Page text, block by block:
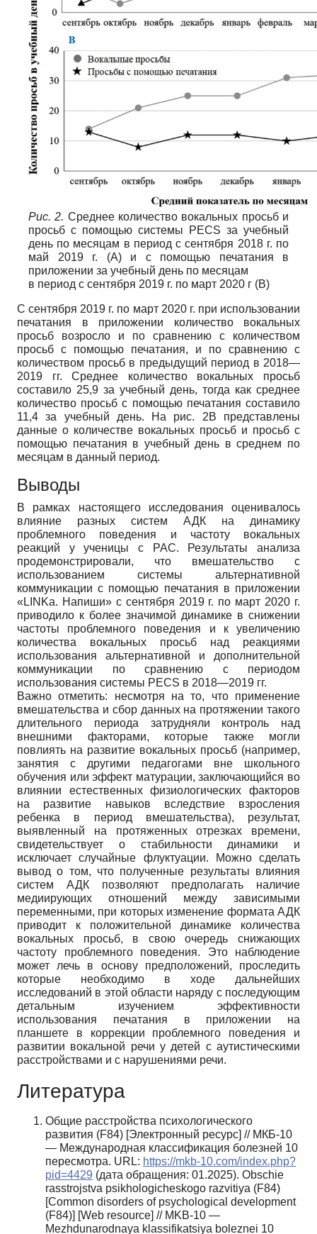
Рис. 2. Среднее количество вокальных просьб и
просьб с помощью системы PECS за учебный
день по месяцам в период с сентября 2018 г. по
май 2019 г. (A) и с помощью печатания в
приложении за учебный день по месяцам
в период с сентября 2019 г. по март 2020 г (B)
С сентября 2019 г. по март 2020 г. при использовании
печатания в приложении количество вокальных
просьб возросло и по сравнению с количеством
просьб с помощью печатания, и по сравнению с
количеством просьб в предыдущий период в 2018—
2019 гг. Среднее количество вокальных просьб
составило 25,9 за учебный день, тогда как среднее
количество просьб с помощью печатания составило
11,4 за учебный день. На рис. 2В представлены
данные о количестве вокальных просьб и просьб с
помощью печатания в учебный день в среднем по
месяцам в данный период.
Выводы
В рамках настоящего исследования оценивалось
влияние разных систем АДК на динамику
проблемного поведения и частоту вокальных
реакций у ученицы с РАС. Результаты анализа
продемонстрировали, что вмешательство с
использованием системы альтернативной
коммуникации с помощью печатания в приложении
«LINKa. Напиши» с сентября 2019 г. по март 2020 г.
приводило к более значимой динамике в снижении
частоты проблемного поведения и к увеличению
количества вокальных просьб над реакциями
использования альтернативной и дополнительной
коммуникации по сравнению с периодом
использования системы PECS в 2018—2019 гг.
Важно отметить: несмотря на то, что применение
вмешательства и сбор данных на протяжении такого
длительного периода затрудняли контроль над
внешними факторами, которые также могли
повлиять на развитие вокальных просьб (например,
занятия с другими педагогами вне школьного
обучения или эффект матурации, заключающийся во
влиянии естественных физиологических факторов
на развитие навыков вследствие взросления
ребенка в период вмешательства), результат,
выявленный на протяженных отрезках времени,
свидетельствует о стабильности динамики и
исключает случайные флуктуации. Можно сделать
вывод о том, что полученные результаты влияния
систем АДК позволяют предполагать наличие
медиирующих отношений между зависимыми
переменными, при которых изменение формата АДК
приводит к положительной динамике количества
вокальных просьб, в свою очередь снижающих
частоту проблемного поведения. Это наблюдение
может лечь в основу предположений, проследить
которые необходимо в ходе дальнейших
исследований в этой области наряду с последующим
детальным изучением эффективности
использования печатания в приложении на
планшете в коррекции проблемного поведения и
развитии вокальной речи у детей с аутистическими
расстройствами и с нарушениями речи.
Литература
Общие расстройства психологического
развития (F84) [Электронный ресурс] // МКБ-10
— Международная классификация болезней 10
пересмотра. URL: https://mkb-10.com/index.php?
pid=4429 (дата обращения: 01.2025). Obschie
rasstrojstva psikhologicheskogo razvitiya (F84)
[Common disorders of psychological development
(F84)] [Web resource] // MKB-10 —
Mezhdunarodnaya klassifikatsiya boleznei 10